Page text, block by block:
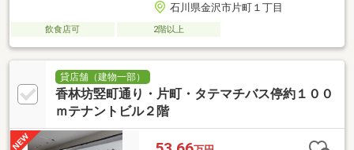
石川県金沢市片町１丁目
飲食店可 2階以上
貸店舗（建物一部）
香林坊竪町通り・片町・タテマチバス停約１００
ｍテナントビル２階